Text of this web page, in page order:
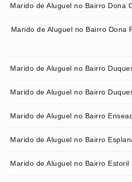
Marido de Aluguel no Bairro Dona
Marido de Aluguel no Bairro Dona
Marido de Aluguel no Bairro
Marido de Aluguel no Bairro
Marido de Aluguel no Bairro
Marido de Aluguel no Bairro
Marido de Aluguel no Bairro Estoril